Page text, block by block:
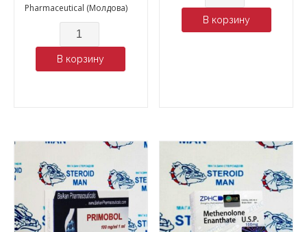
Pharmaceutical (Молдова)
Количество
В корзину
В корзину